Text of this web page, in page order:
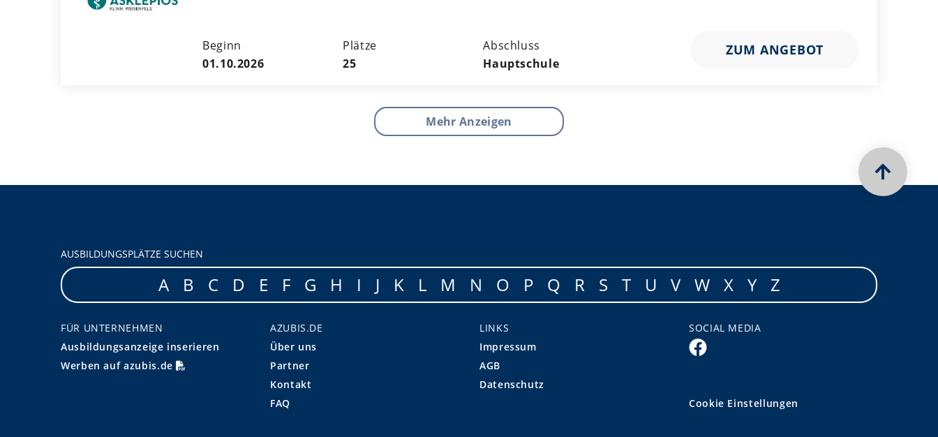
Beginn
01.10.2026
Plätze
25
Abschluss
Hauptschule
ZUM ANGEBOT
Mehr Anzeigen
AUSBILDUNGSPLÄTZE SUCHEN
A B C D E F G H I J K L M N O P Q R S T U V W X Y Z
FÜR UNTERNEHMEN
Ausbildungsanzeige inserieren
Werben auf azubis.de
AZUBIS.DE
Über uns
Partner
Kontakt
FAQ
LINKS
Impressum
AGB
Datenschutz
SOCIAL MEDIA
Cookie Einstellungen